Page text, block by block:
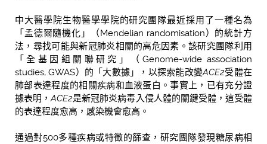
中大醫學院生物醫學學院的研究團隊最近採用了一種名為
「孟德爾隨機化」（Mendelian randomisation）的統計方
法，尋找可能與新冠肺炎相關的高危因素。該研究團隊利用
「全基因組關聯研究」（Genome-wide association
studies, GWAS）的「大數據」，以探索能改變ACE2受體在
肺部表達程度的相關疾病和血液蛋白。事實上，已有充分證
據表明，ACE2是新冠肺炎病毒入侵人體的關鍵受體，這受體
的表達程度愈高，感染機會愈高。
通過對500多種疾病或特徵的篩查，研究團隊發現糖尿病相